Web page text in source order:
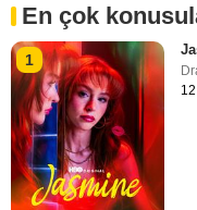
En çok
1